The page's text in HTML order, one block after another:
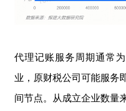
代理记账服务周期通常
业，原财税公司可能服务
间节点。从成立企业数量